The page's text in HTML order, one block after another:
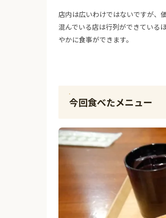
店内は広いわけではないですが、
混んでいる店は行列ができている
やかに食事ができます。
今回食べたメニュー